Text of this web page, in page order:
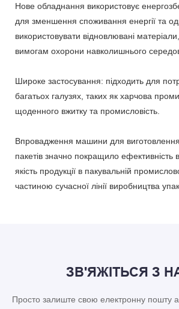
Нове обладнання використовує
для зменшення споживання енергії та
використовувати відновлювані
вимогам охорони навколишнього
Широке застосування: підходить для
багатьох галузях, таких як харчова
щоденного вжитку та промисловість.
Впровадження машини для
пакетів значно покращило ефективність
якість продукції в пакувальній
частиною сучасної лінії виробництва
ЗВ'ЯЖІТЬСЯ З
Просто залиште свою електронну пошту